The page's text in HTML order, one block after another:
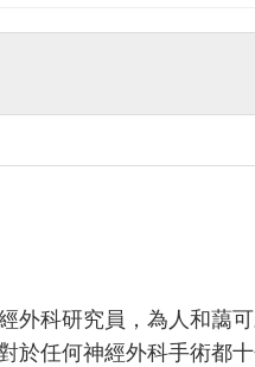
外科研究員，為人和藹
於任何神經外科手術都十